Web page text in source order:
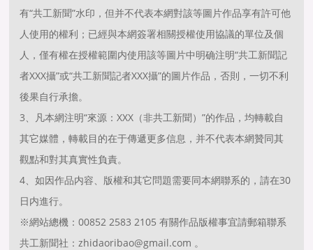
有“共工新聞”水印，但并不代表本網對該等圖片作品享有許可他
人使用的權利；已經與本網簽署相關授權使用協議的單位及個
人，僅有權在授權範圍内使用該等圖片中明确注明“共工新聞記
者XXX攝”或“共工新聞記者XXX攝”的圖片作品，否則，一切不利
後果自行承擔。
3、凡本網注明“來源：XXX（非共工新聞）”的作品，均轉載自
其它媒體，轉載目的在于傳遞更多信息，并不代表本網贊同其
觀點和對其真實性負責。
4、如因作品内容、版權和其它問題需要同本網聯系的，請在30
日内進行。
※網站總機：00852 2583 2105 有關作品版權事宜請郵箱聯系
共工新聞社：zhidaoribao@gmail.com 。